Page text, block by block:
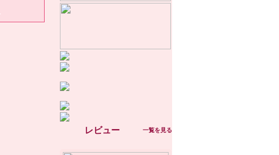
レビュー 一覧を見る